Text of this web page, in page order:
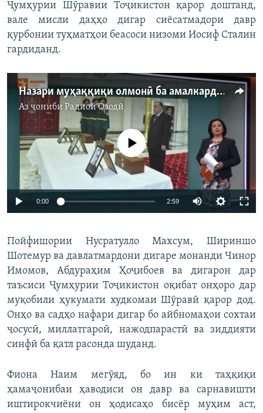
Ҷумҳурии Шӯравии Тоҷикистон қарор доштанд,
вале мисли даҳҳо дигар сиёсатмадори давр
қурбонии туҳматҳои беасоси низоми Иосиф Сталин
гардиданд.
Назари муҳаққиқи олмонӣ ба амалкарди ҳукумати Тоҷикистон
Аз ҷониби Радиои Озодӣ
Auto 240p 360p 480p
720p 1080p
Феълан кор намекунад
0:00 2:59
360p
480p
1080p
Пойфишории Нусратулло Махсум, Шириншо
Шотемур ва давлатмардони дигаре монанди Чинор
Имомов, Абдураҳим Ҳоҷибоев ва дигарон дар
таъсиси Ҷумҳурии Тоҷикистон оқибат онҳоро дар
муқобили ҳукумати худкомаи Шӯравӣ қарор дод.
Онҳо ва садҳо нафари дигар бо айбномаҳои сохтаи
ҷосусӣ, миллатгароӣ, нажодпарастӣ ва зиддияти
синфӣ ба қатл расонда шуданд.
Фиона Наим мегӯяд, бо ин ки таҳқиқи
ҳамаҷонибаи ҳаводиси он давр ва сарнавишти
иштирокчиёни он ҳодисаҳо бисёр муҳим аст,